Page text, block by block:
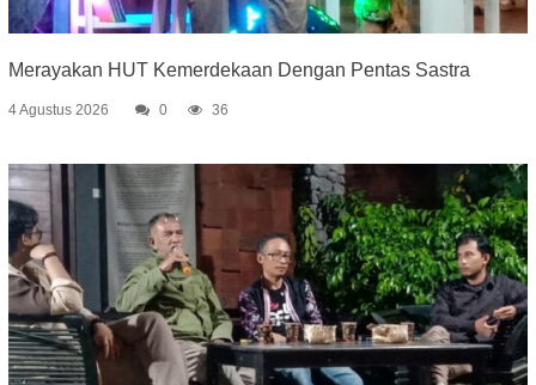
Merayakan HUT Kemerdekaan Dengan Pentas Sastra
4 Agustus 2026 0 36